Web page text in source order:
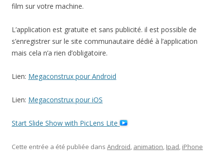
film sur votre machine.
L’application est gratuite et sans publicité. il est possible de
s’enregistrer sur le site communautaire dédié à l’application
mais cela n’a rien d’obligatoire.
Lien: Megaconstrux pour Android
Lien: Megaconstrux pour iOS
Start Slide Show with PicLens Lite
Cette entrée a été publiée dans Android, animation, Ipad, iPhone